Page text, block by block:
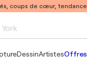
coups de cœur,
DessinArtistesOffres